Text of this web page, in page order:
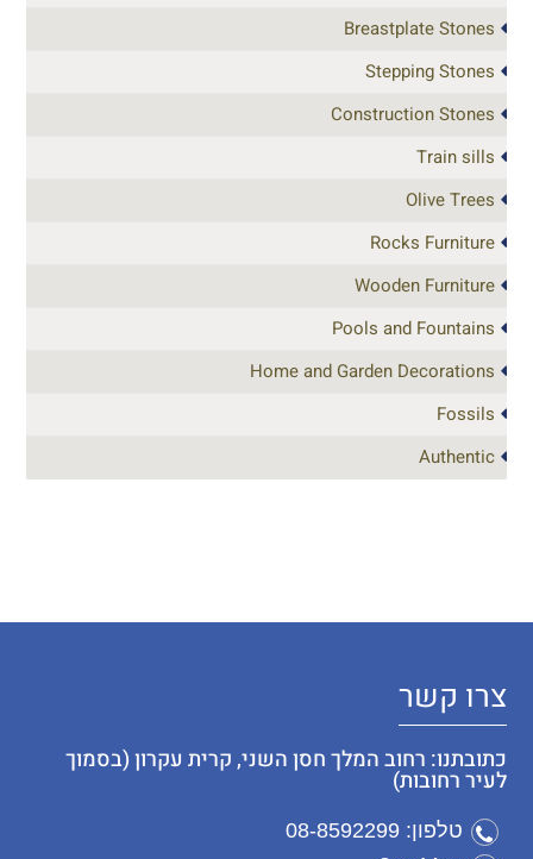
Breastplate Stones
Stepping Stones
Construction Stones
Train sills
Olive Trees
Rocks Furniture
Wooden Furniture
Pools and Fountains
Home and Garden Decorations
Fossils
Authentic
צרו קשר
כתובתנו: רחוב המלך חסן השני, קרית עקרון (בסמוך
לעיר רחובות)
טלפון: 08-8592299